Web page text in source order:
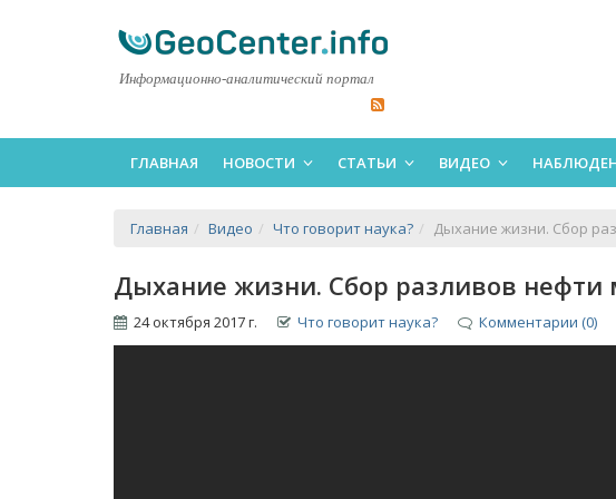
Информационно-аналитический портал
ГЛАВНАЯ НОВОСТИ СТАТЬИ ВИДЕО
Главная Видео Что говорит наука? Дыхание жизни. Сбор
Дыхание жизни. Сбор разливов
24 октября 2017 г. Что говорит наука? Комментарии (0)